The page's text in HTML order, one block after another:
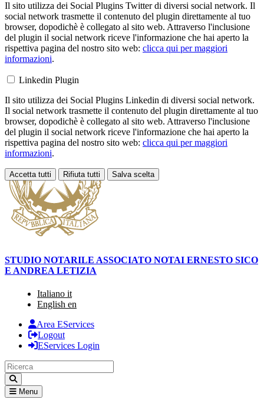
Il sito utilizza dei Social Plugins Twitter di diversi social network. Il
social network trasmette il contenuto del plugin direttamente al tuo
browser, dopodichè è collegato al sito web. Attraverso l'inclusione
del plugin il social network riceve l'informazione che hai aperto la
rispettiva pagina del nostro sito web: clicca qui per maggiori
informazioni.
Linkedin Plugin
Il sito utilizza dei Social Plugins Linkedin di diversi social network.
Il social network trasmette il contenuto del plugin direttamente al tuo
browser, dopodichè è collegato al sito web. Attraverso l'inclusione
del plugin il social network riceve l'informazione che hai aperto la
rispettiva pagina del nostro sito web: clicca qui per maggiori
informazioni.
Accetta tutti Rifiuta tutti Salva scelta
Loading...
STUDIO NOTARILE ASSOCIATO NOTAI ERNESTO SICO
E ANDREA LETIZIA
Italiano it
English en
Area EServices
Logout
EServices Login
Menu